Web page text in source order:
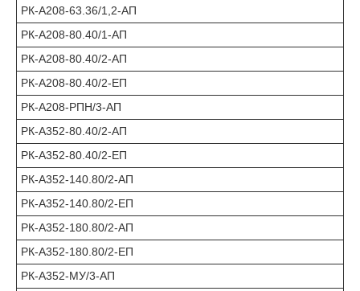
РК-А208-63.36/1,2-АП
РК-А208-80.40/1-АП
РК-А208-80.40/2-АП
РК-А208-80.40/2-ЕП
РК-А208-РПН/3-АП
РК-А352-80.40/2-АП
РК-А352-80.40/2-ЕП
РК-А352-140.80/2-АП
РК-А352-140.80/2-ЕП
РК-А352-180.80/2-АП
РК-А352-180.80/2-ЕП
РК-А352-МУ/3-АП